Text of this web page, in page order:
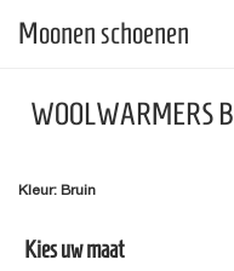
Moonen schoenen
WOOLWARMERS
Kleur: Bruin
Kies uw maat